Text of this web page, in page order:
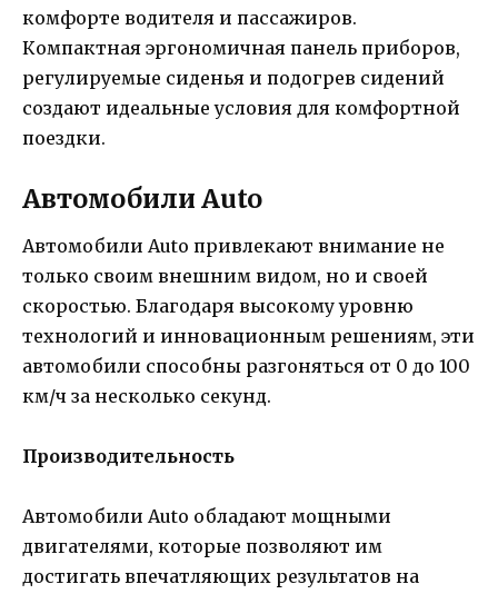
комфорте водителя и пассажиров.
Компактная эргономичная панель приборов,
регулируемые сиденья и подогрев сидений
создают идеальные условия для комфортной
поездки.
Автомобили Auto
Автомобили Auto привлекают внимание не
только своим внешним видом, но и своей
скоростью. Благодаря высокому уровню
технологий и инновационным решениям, эти
автомобили способны разгоняться от 0 до 100
км/ч за несколько секунд.
Производительность
Автомобили Auto обладают мощными
двигателями, которые позволяют им
достигать впечатляющих результатов на